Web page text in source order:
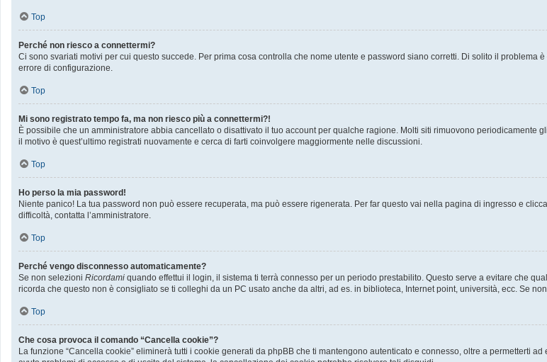
Top
Perché non riesco a connettermi?
Ci sono svariati motivi per cui questo succede. Per prima cosa controlla che nome utente e password siano corretti. Di solito il
errore di configurazione.
Top
Mi sono registrato tempo fa, ma non riesco più a connettermi?!
È possibile che un amministratore abbia cancellato o disattivato il tuo account per qualche ragione. Molti siti rimuovono
il motivo è quest’ultimo registrati nuovamente e cerca di farti coinvolgere maggiormente nelle discussioni.
Top
Ho perso la mia password!
Niente panico! La tua password non può essere recuperata, ma può essere rigenerata. Per far questo vai nella pagina di ingresso e
difficoltà, contatta l’amministratore.
Top
Perché vengo disconnesso automaticamente?
Se non selezioni Ricordami quando effettui il login, il sistema ti terrà connesso per un periodo prestabilito. Questo serve a evitare che
ricorda che questo non è consigliato se ti colleghi da un PC usato anche da altri, ad es. in biblioteca, Internet point, università, ecc. Se
Top
Che cosa provoca il comando “Cancella cookie”?
La funzione “Cancella cookie” eliminerà tutti i cookie generati da phpBB che ti mantengono autenticato e connesso, oltre a permetterti